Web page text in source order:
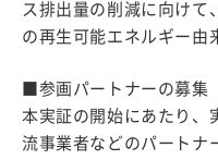
ス排出量の削減に向けて
の再生可能エネルギー由
■参画パートナーの募集
本実証の開始にあたり、
流事業者などのパートナ